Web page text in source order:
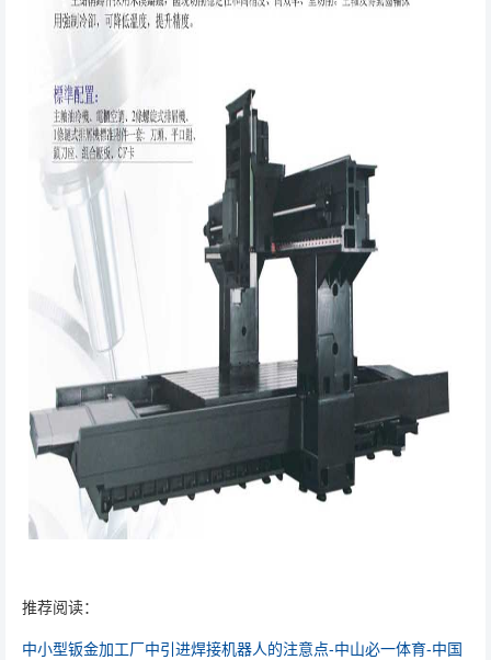
推荐阅读：
中小型钣金加工厂中引进焊接机器人的注意点-中山必一体育-中国